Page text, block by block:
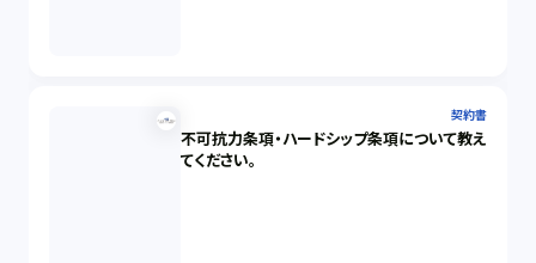
契約書
不可抗力条項・ハードシップ条項について教え
てください。